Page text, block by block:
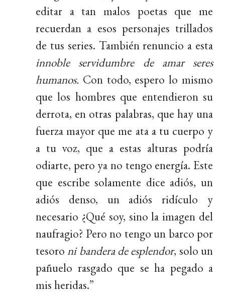
editar a tan malos poetas que me
recuerdan a esos personajes trillados
de tus series. También renuncio a esta
innoble servidumbre de amar seres
humanos. Con todo, espero lo mismo
que los hombres que entendieron su
derrota, en otras palabras, que hay una
fuerza mayor que me ata a tu cuerpo y
a tu voz, que a estas alturas podría
odiarte, pero ya no tengo energía. Este
que escribe solamente dice adiós, un
adiós denso, un adiós ridículo y
necesario ¿Qué soy, sino la imagen del
naufragio? Pero no tengo un barco por
tesoroni bandera de esplendor, solo un
pañuelo rasgado que se ha pegado a
mis heridas.”